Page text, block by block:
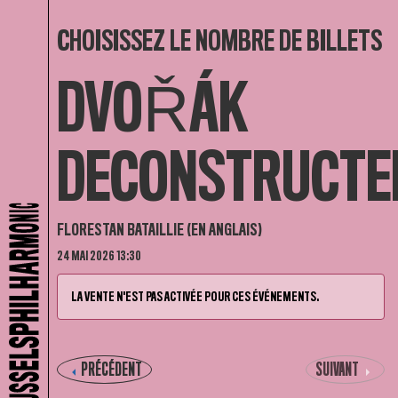
CHOISISSEZ LE NOMBRE DE BILLETS
DVOŘÁK
FLORESTAN BATAILLIE (EN ANGLAIS)
24 MAI 2026 13:30
LA VENTE N'EST PAS ACTIVÉE POUR CES ÉVÉNEMENTS.
SUIVANT
PRÉCÉDENT